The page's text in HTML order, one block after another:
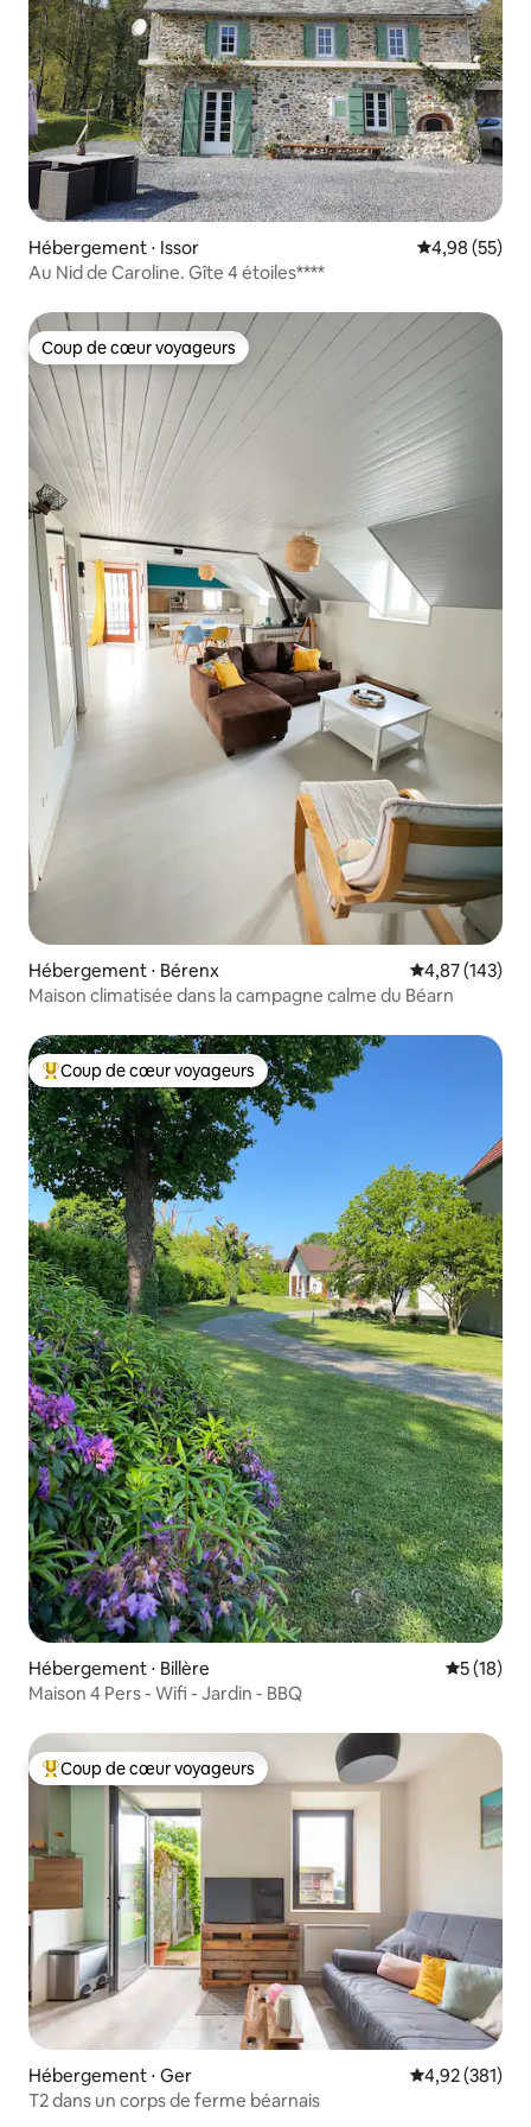
Hébergement ⋅ Issor Évaluation
4,98 (55)
Au Nid de Caroline. Gîte 4 étoiles****
Coup de cœur voyageurs
Coup de cœur voyageurs
Hébergement ⋅ Bérenx Évaluation
4,87 (143)
Maison climatisée dans la campagne calme du Béarn
Coups de cœur voyageurs les plus appréciés
Coup de cœur voyageurs
Hébergement ⋅ Billère
5 (18)
Maison 4 Pers - Wifi - Jardin - BBQ
Coups de cœur voyageurs les plus appréciés
Coup de cœur voyageurs
Hébergement ⋅ Ger Évaluation
4,92 (381)
T2 dans un corps de ferme béarnais